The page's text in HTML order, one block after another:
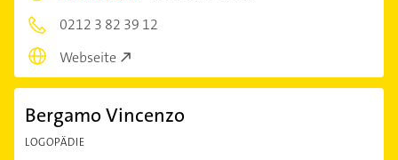
0212 3 82 39 12
Webseite
Bergamo Vincenzo
LOGOPÄDIE